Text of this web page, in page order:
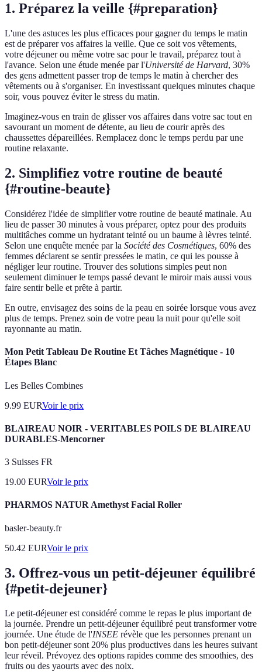
1. Préparez la veille {#preparation}
L'une des astuces les plus efficaces pour gagner du temps le matin
est de préparer vos affaires la veille. Que ce soit vos vêtements,
votre déjeuner ou même votre sac pour le travail, préparez tout à
l'avance. Selon une étude menée par l'Université de Harvard, 30%
des gens admettent passer trop de temps le matin à chercher des
vêtements ou à s'organiser. En investissant quelques minutes chaque
soir, vous pouvez éviter le stress du matin.
Imaginez-vous en train de glisser vos affaires dans votre sac tout en
savourant un moment de détente, au lieu de courir après des
chaussettes dépareillées. Remplacez donc le temps perdu par une
routine relaxante.
2. Simplifiez votre routine de beauté
{#routine-beaute}
Considérez l'idée de simplifier votre routine de beauté matinale. Au
lieu de passer 30 minutes à vous préparer, optez pour des produits
multitâches comme un hydratant teinté ou un baume à lèvres teinté.
Selon une enquête menée par la Société des Cosmétiques, 60% des
femmes déclarent se sentir pressées le matin, ce qui les pousse à
négliger leur routine. Trouver des solutions simples peut non
seulement diminuer le temps passé devant le miroir mais aussi vous
faire sentir belle et prête à partir.
En outre, envisagez des soins de la peau en soirée lorsque vous avez
plus de temps. Prenez soin de votre peau la nuit pour qu'elle soit
rayonnante au matin.
Mon Petit Tableau De Routine Et Tâches Magnétique - 10
Étapes Blanc
Les Belles Combines
9.99 EURVoir le prix
BLAIREAU NOIR - VERITABLES POILS DE BLAIREAU
DURABLES-Mencorner
3 Suisses FR
19.00 EURVoir le prix
PHARMOS NATUR Amethyst Facial Roller
basler-beauty.fr
50.42 EURVoir le prix
3. Offrez-vous un petit-déjeuner équilibré
{#petit-dejeuner}
Le petit-déjeuner est considéré comme le repas le plus important de
la journée. Prendre un petit-déjeuner équilibré peut transformer votre
journée. Une étude de l'INSEE révèle que les personnes prenant un
bon petit-déjeuner sont 20% plus productives dans les heures suivant
leur réveil. Prévoyez des options rapides comme des smoothies, des
fruits ou des yaourts avec des noix.